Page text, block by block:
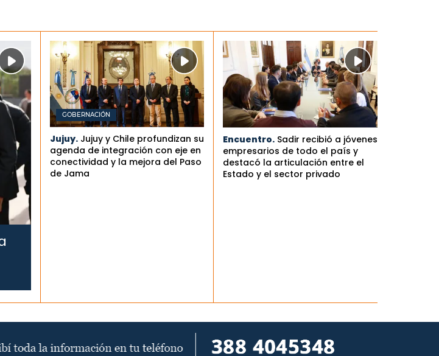
GOBERNACIÓN
Jujuy. Jujuy y Chile profundizan su
agenda de integración con eje en
conectividad y la mejora del Paso
de Jama
Encuentro. Sadir recibió a jóvenes
empresarios de todo el país y
destacó la articulación entre el
Estado y el sector privado